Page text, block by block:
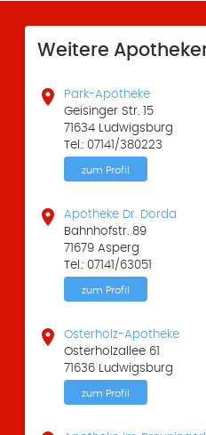
Weitere

Park-Apotheke
Geisinger Str. 15
71634 Ludwigsburg
Tel.: 07141/380223
zum Profil

Apotheke Dr. Dorda
Bahnhofstr. 89
71679 Asperg
Tel.: 07141/63051
zum Profil

Osterholz-Apotheke
Osterholzallee 61
71636 Ludwigsburg
zum Profil